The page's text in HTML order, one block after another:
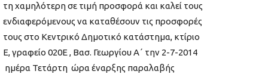
τη χαμηλότερη σε τιμή προσφορά και καλεί τους
ενδιαφερόμενους να καταθέσουν τις προσφορές
τους στο Κεντρικό Δημοτικό κατάστημα, κτίριο
Ε, γραφείο 020Ε , Βασ. Γεωργίου Α΄ την 2-7-2014
ημέρα Τετάρτη ώρα έναρξης παραλαβής